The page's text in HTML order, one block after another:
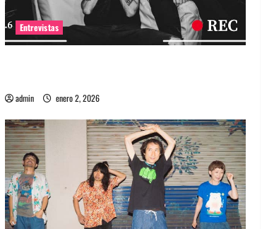
Entrevistas
admin enero 2, 2026